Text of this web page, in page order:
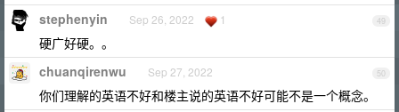
49
stephenyin Sep 26, 2022 1
硬广好硬。。
50
chuanqirenwu Sep 27, 2022
你们理解的英语不好和楼主说的英语不好可能不是一个概念。